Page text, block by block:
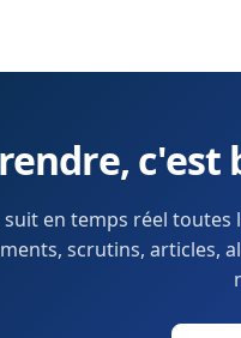
c'est
suit en temps réel
scrutins, articles,